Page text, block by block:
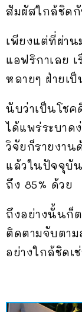
สัมผัสใกล้ชิด
เพียงแต่ที่ผ่า
แอฟริกาเลย
หลายๆ ฝ่ายเ
นับว่าเป็นโช
ได้แพร่ระบาด
วิจัยก็รายงาน
แล้วในปัจจุบั
ถึง 85% ด้วย
ถึงอย่างนั้นก็
ติดตามจับตาม
อย่างใกล้ชิดเ